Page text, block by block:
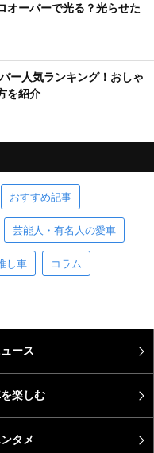
オーバーで光る？光らせた
ー人気ランキング！おしゃ
を紹介
おすすめ記事
芸能人・有名人の愛車
し車 コラム
ース
楽しむ
タメ